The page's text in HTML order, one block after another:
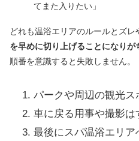
てまた入りたい」
どれも温浴エリアのルールとズレ
を早めに切り上げることになりが
順番を意識すると失敗しません。
パークや周辺の観光
車に戻る用事や撮影は
最後にスパ温浴エリ